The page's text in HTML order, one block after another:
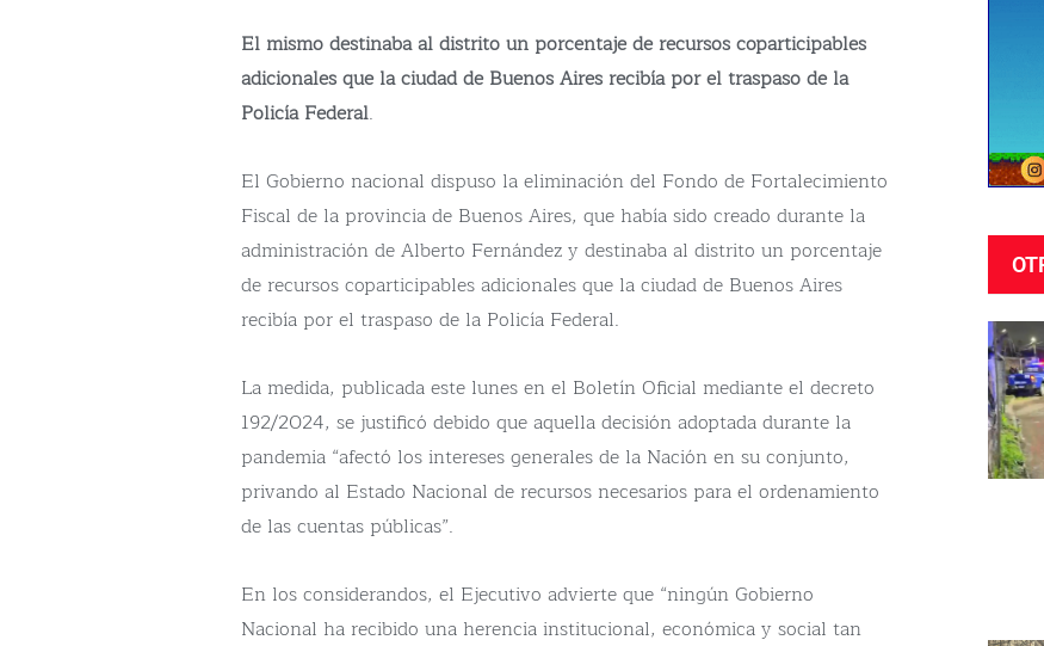
El mismo destinaba al distrito un porcentaje de recursos coparticipables
adicionales que la ciudad de Buenos Aires recibía por el traspaso de la
Policía Federal.
El Gobierno nacional dispuso la eliminación del Fondo de Fortalecimiento
Fiscal de la provincia de Buenos Aires, que había sido creado durante la
administración de Alberto Fernández y destinaba al distrito un porcentaje
de recursos coparticipables adicionales que la ciudad de Buenos Aires
recibía por el traspaso de la Policía Federal.
La medida, publicada este lunes en el Boletín Oficial mediante el decreto
192/2024, se justificó debido que aquella decisión adoptada durante la
pandemia “afectó los intereses generales de la Nación en su conjunto,
privando al Estado Nacional de recursos necesarios para el ordenamiento
de las cuentas públicas”.
En los considerandos, el Ejecutivo advierte que “ningún Gobierno
Nacional ha recibido una herencia institucional, económica y social tan